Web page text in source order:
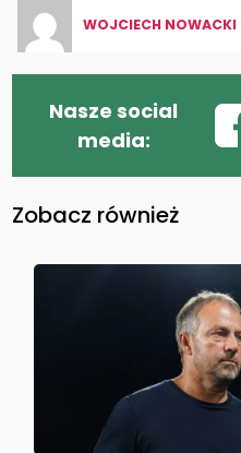
WOJCIECH NOWACKI
Nasze social
media:
Zobacz również